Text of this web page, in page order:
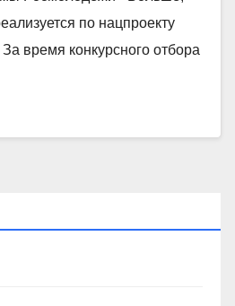
по нацпроекту
время конкурсного отбора